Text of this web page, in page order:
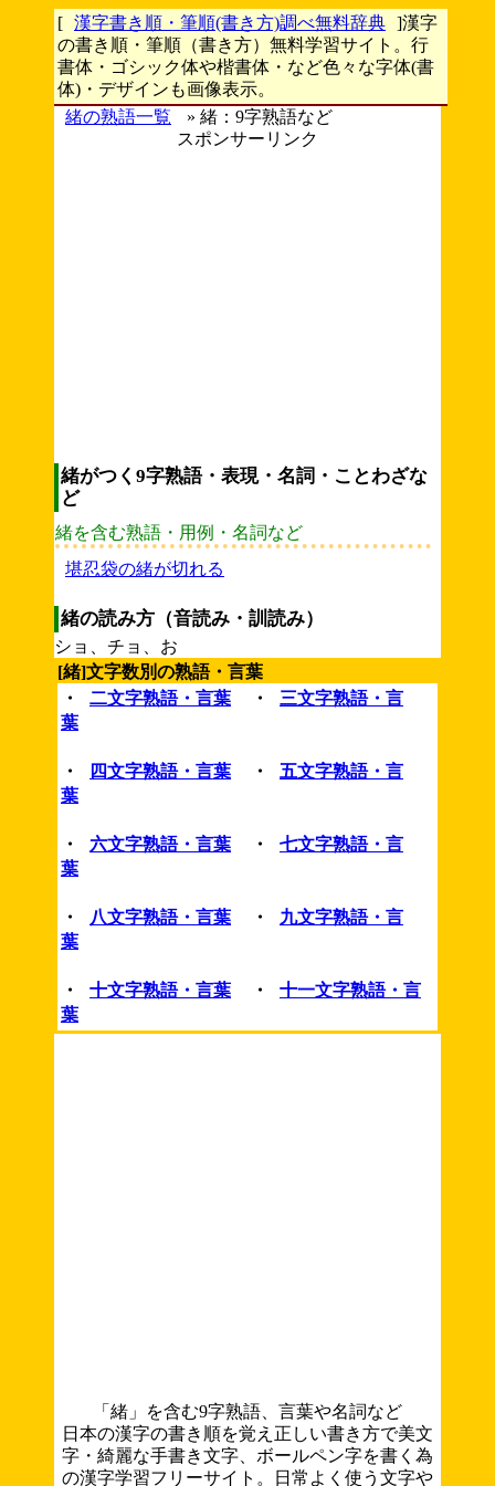
[ 漢字書き順・筆順(書き方)調べ無料辞典 ]漢字
の書き順・筆順（書き方）無料学習サイト。行
書体・ゴシック体や楷書体・など色々な字体(書
体)・デザインも画像表示。
緒の熟語一覧
» 緒：9字熟語など
スポンサーリンク
緒がつく9字熟語・表現・名詞・ことわざな
ど
緒を含む熟語・用例・名詞など
堪忍袋の緒が切れる
緒の読み方（音読み・訓読み）
ショ、チョ、お
[緒]文字数別の熟語・言葉
・
二文字熟語・言葉 ・
三文字熟語・言
葉
・ 四文字熟語・言葉 ・
五文字熟語・言
葉
・ 六文字熟語・言葉 ・
七文字熟語・言
葉
・ 八文字熟語・言葉 ・
九文字熟語・言
葉
・ 十文字熟語・言葉 ・
十一文字熟語・言
葉
「緒」を含む9字熟語、言葉や名詞など
日本の漢字の書き順を覚え正しい書き方で美文
字・綺麗な手書き文字、ボールペン字を書く為
の漢字学習フリーサイト。日常よく使う文字や